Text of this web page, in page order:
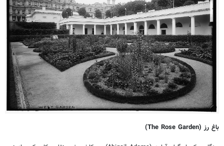
باغ رز (The Rose Garden
)